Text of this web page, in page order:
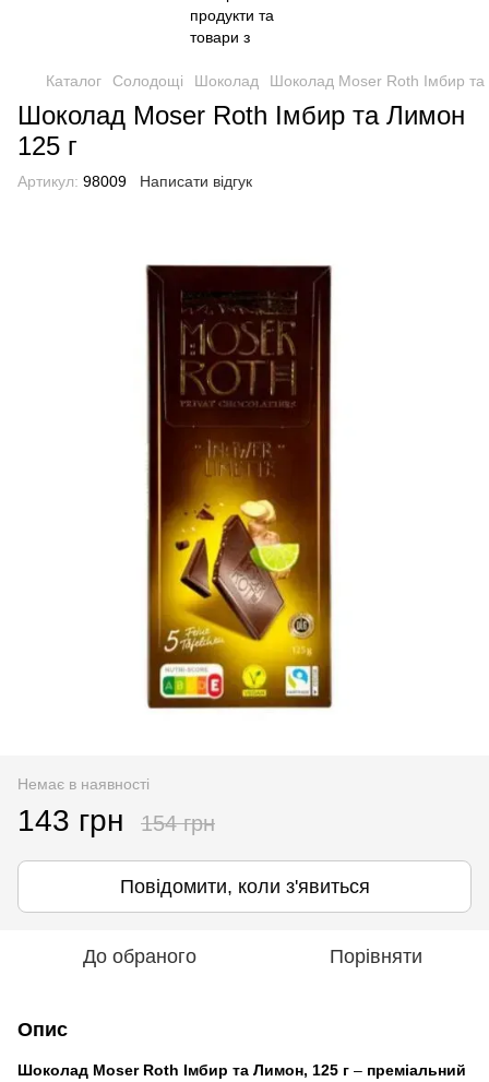
Каталог Солодощі Шоколад Шоколад Moser Roth Iмбир та
Шоколад Moser Roth Iмбир та Лимон
125 г
Артикул: 98009 Написати відгук
Немає в наявності
143 грн 154 грн
Повідомити, коли з'явиться
До обраного Порівняти
Опис
Шоколад Moser Roth Імбир та Лимон, 125 г – преміальний